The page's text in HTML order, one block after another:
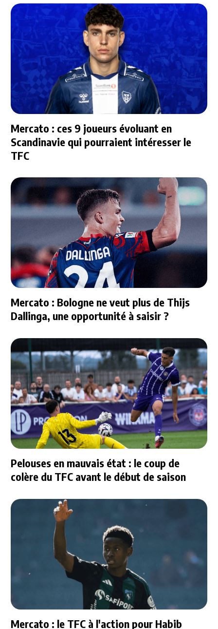
Mercato : ces 9 joueurs évoluant en
Scandinavie qui pourraient intéresser le
TFC
Mercato : Bologne ne veut plus de Thijs
Dallinga, une opportunité à saisir ?
Pelouses en mauvais état : le coup de
colère du TFC avant le début de saison
Mercato : le TFC à l'action pour Habib